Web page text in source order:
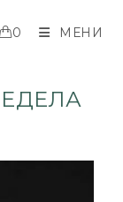
0 МЕНИ